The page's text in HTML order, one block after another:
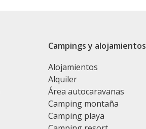
Campings y alojamientos
Alojamientos
Alquiler
Área autocaravanas
Camping montaña
Camping playa